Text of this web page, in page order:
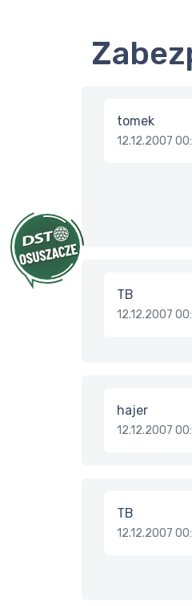
tomek
12.12.2007
TB
12.12.2007
hajer
12.12.2007
TB
12.12.2007